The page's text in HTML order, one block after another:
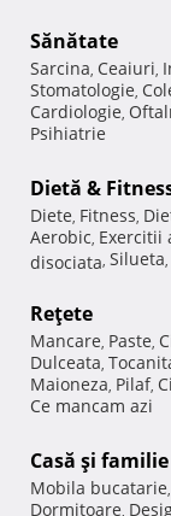
Sănătate
Sarcina, Ceaiuri,
Stomatologie,
Cardiologie,
Psihiatrie
Dietă &
Diete, Fitness,
Aerobic, Exercitii
disociata, Silueta,
Reţete
Mancare, Paste,
Dulceata,
Maioneza, Pilaf,
Ce mancam azi
Casă şi familie
Mobila bucatarie,
Dormitoare,